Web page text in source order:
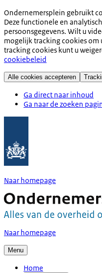
Ondernemersplein gebruikt
Deze functionele en
persoonsgegevens. Wilt u
mogelijk tracking cookies om
tracking cookies kunt u
cookiebeleid
Alle cookies accepteren
Ga direct naar inhoud
Ga naar de zoeken
Naar homepage
Naar homepage
Menu
Home